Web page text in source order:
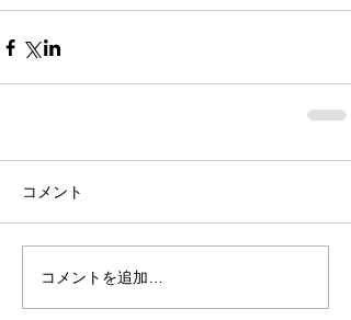
コメント
コメントを追加…